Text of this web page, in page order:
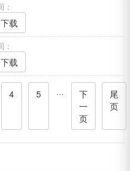
下载
下载
4 5 ···
下
一
页
尾
页